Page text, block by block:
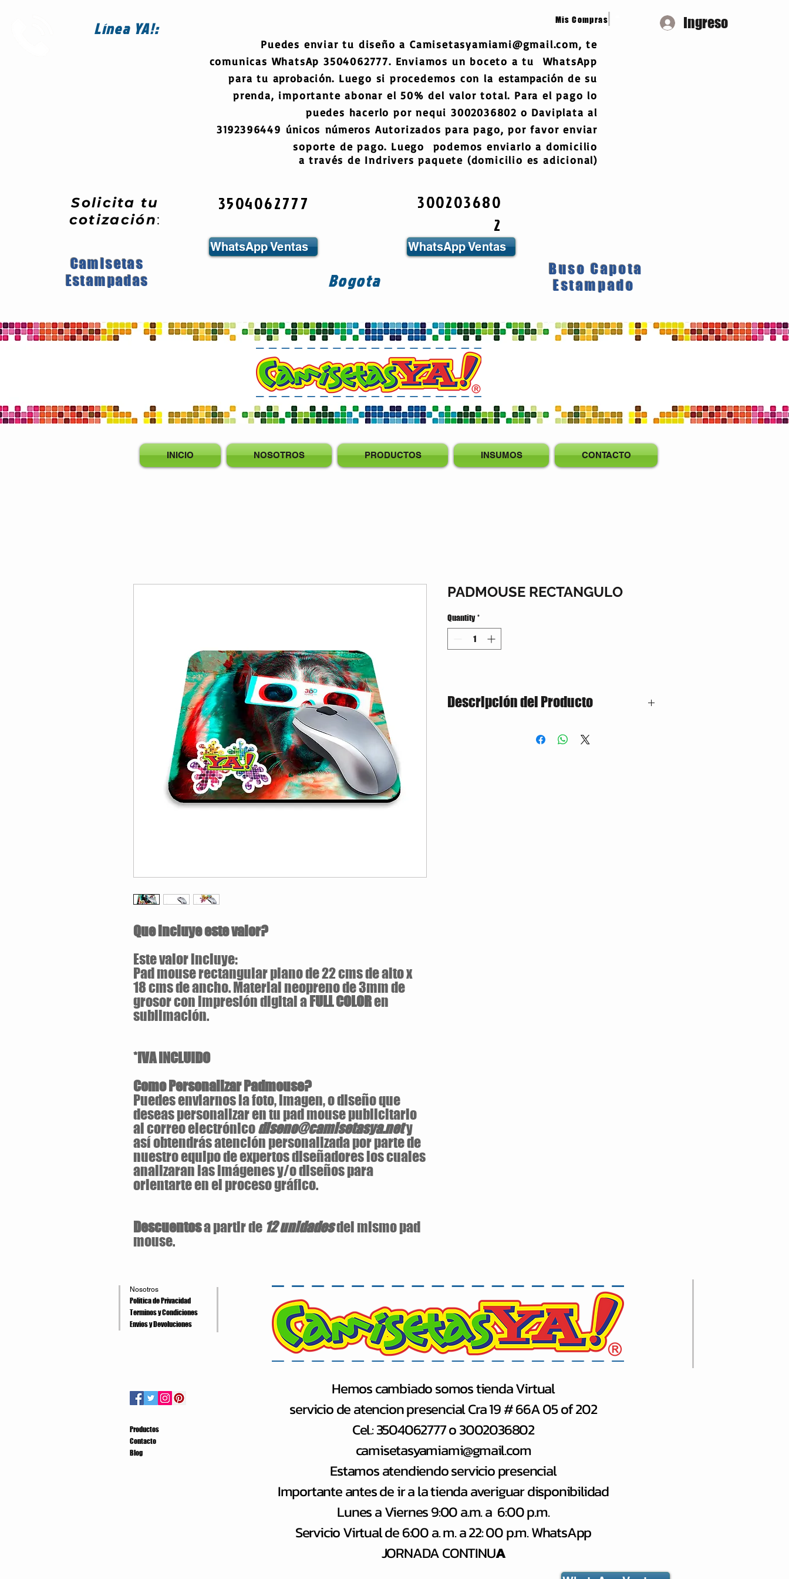
LíneaYA!:
Solicita tu
cotización:
Camisetas
Estampadas
Mis Compras Ingreso
Puedes enviar tu diseño a Camisetasyamiami@gmail.com, te
comunicas WhatsAp 3504062777. Enviamos un boceto a tu WhatsApp
para tu aprobación. Luego si procedemos con la estampación de su
prenda, importante abonar el 50% del valor total. Para el pago lo
puedes hacerlo por nequi 3002036802 o Daviplata al
3192396449 únicos números Autorizados para pago, por favor enviar
soporte de pago. Luego podemos enviarlo a domicilio
a través de Indrivers paquete (domicilio es adicional)
3504062777
WhatsApp Ventas
Bogota
300203680
2
WhatsApp Ventas
Buso Capota
Estampado
INICIO NOSOTROS PRODUCTOS INSUMOS CONTACTO
Que incluye este valor?
Este valor incluye:
Pad mouse rectangular plano de 22 cms de alto x
18 cms de ancho. Material neopreno de 3mm de
grosor con impresión digital a FULL COLORen
sublimación.
*IVA INCLUIDO
Como Personalizar Padmouse?
Puedes enviarnos la foto, imagen, o diseño que
deseas personalizar en tu pad mouse publicitario
al correo electrónicodiseno@camisetasya.nety
así obtendrás atención personalizada por parte de
nuestro equipo de expertos diseñadores los cuales
analizaran las imágenes y/o diseños para
orientarte en el proceso gráfico.
Descuentosa partir de 12 unidadesdel mismo pad
mouse.
PADMOUSE RECTANGULO
Quantity *
Descripción del Producto
Nosotros
Politica de Privacidad
Terminos y Condiciones
Envios y Devoluciones
Productos
Contacto
Blog
Hemos cambiado somos tienda Virtual
servicio de atencion presencial Cra 19 # 66A 05 of 202
Cel.: 3504062777 o 3002036802
camisetasyamiami@gmail.com
Estamos atendiendo servicio presencial
Importante antes de ir a la tienda averiguar disponibilidad
Lunes a Viernes 9:00 a.m. a 6:00 p.m.
Servicio Virtual de 6:00 a​. m. a 22: 00 p.m. WhatsApp
JORNADA CONTINUA